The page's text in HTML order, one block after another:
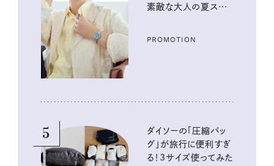
素敵な大人の夏スタイ
PROMOTION
5
ダイソーの「圧縮バッ
グ」が旅行に便利すぎ
る！3サイズ使ってみた